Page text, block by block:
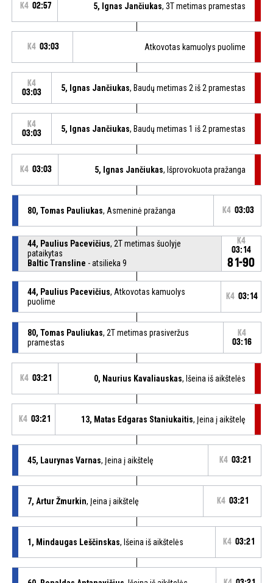
K4 02:57 5, Ignas Jančiukas, 3T metimas pramestas
K4 03:03 Atkovotas kamuolys puolime
K4
03:03
5, Ignas Jančiukas, Baudų metimas 2 iš 2 pramestas
K4
03:03
5, Ignas Jančiukas, Baudų metimas 1 iš 2 pramestas
K4 03:03 5, Ignas Jančiukas, Išprovokuota pražanga
80, Tomas Pauliukas, Asmeninė pražanga K4 03:03
44, Paulius Pacevičius, 2T metimas šuolyje
pataikytas
Baltic Transline - atsilieka 9
K4
03:14
81-90
44, Paulius Pacevičius, Atkovotas kamuolys
puolime
K4 03:14
80, Tomas Pauliukas, 2T metimas prasiveržus
pramestas
K4
03:16
K4 03:21 0, Naurius Kavaliauskas, Išeina iš aikštelės
K4 03:21 13, Matas Edgaras Staniukaitis, Įeina į aikštelę
45, Laurynas Varnas, Įeina į aikštelę K4 03:21
7, Artur Žmurkin, Įeina į aikštelę K4 03:21
1, Mindaugas Leščinskas, Išeina iš aikštelės K4 03:21